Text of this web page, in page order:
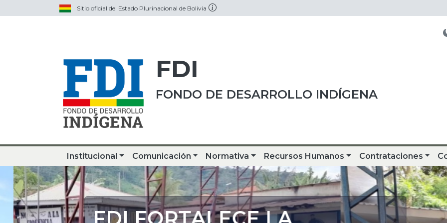
Sitio oficial del Estado Plurinacional de Bolivia
FDI
FONDO DE DESARROLLO INDÍGENA
Institucional Comunicación Normativa Recursos Humanos Contrataciones